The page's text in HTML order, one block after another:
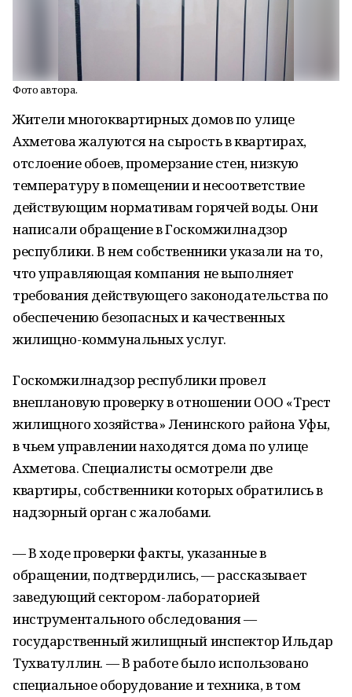
Фото автора.
Жители многоквартирных домов по улице
Ахметова жалуются на сырость в квартирах,
отслоение обоев, промерзание стен, низкую
температуру в помещении и несоответствие
действующим нормативам горячей воды. Они
написали обращение в Госкомжилнадзор
республики. В нем собственники указали на то,
что управляющая компания не выполняет
требования действующего законодательства по
обеспечению безопасных и качественных
жилищно-коммунальных услуг.
Госкомжилнадзор республики провел
внеплановую проверку в отношении ООО «Трест
жилищного хозяйства» Ленинского района Уфы,
в чьем управлении находятся дома по улице
Ахметова. Специалисты осмотрели две
квартиры, собственники которых обратились в
надзорный орган с жалобами.
— В ходе проверки факты, указанные в
обращении, подтвердились, — рассказывает
заведующий сектором-лабораторией
инструментального обследования —
государственный жилищный инспектор Ильдар
Тухватуллин. — В работе было использовано
специальное оборудование и техника, в том